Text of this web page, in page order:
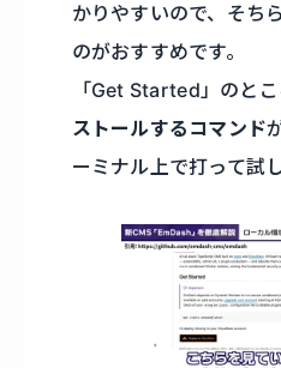
かりやすいので、そち
のがおすすめです。
「Get Started」のとこ
ストールするコマンド
ーミナル上で打って試